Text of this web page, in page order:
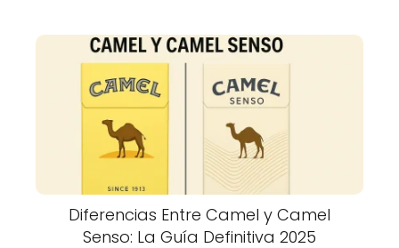
Diferencias Entre Camel y Camel
Senso: La Guía Definitiva 2025